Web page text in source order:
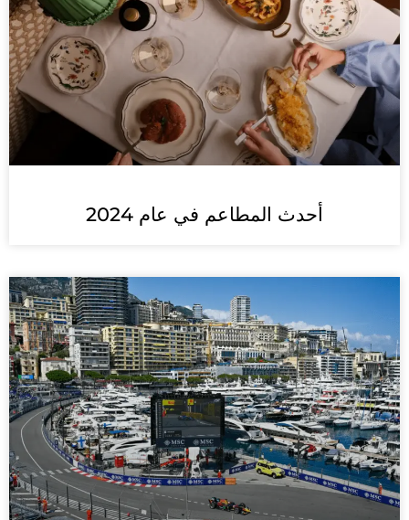
أحدث المطاعم في عام 2024